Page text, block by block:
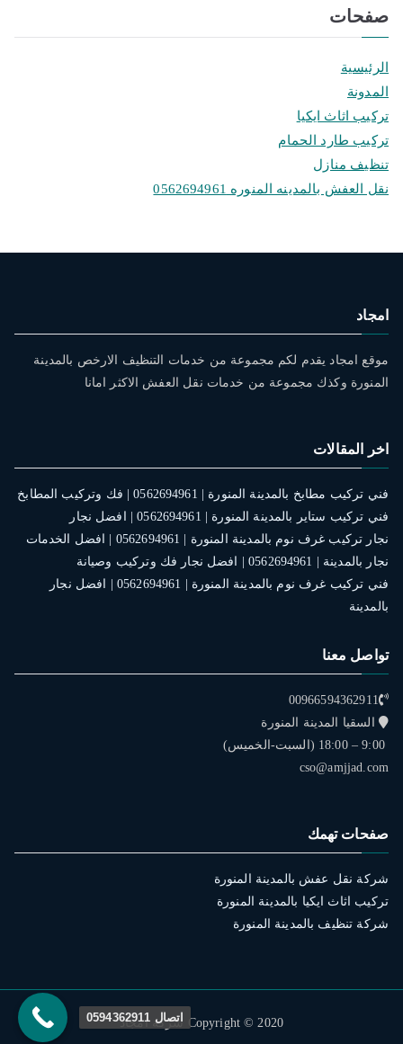
صفحات
الرئيسية
المدونة
تركيب اثاث ايكيا
تركيب طارد الحمام
تنظيف منازل
نقل العفش بالمدينه المنوره 0562694961
امجاد
موقع امجاد يقدم لكم مجموعة من خدمات التنظيف الارخص بالمدينة
المنورة وكذك مجموعة من خدمات نقل العفش الاكثر امانا
اخر المقالات
فني تركيب مطابخ بالمدينة المنورة | 0562694961 | فك وتركيب المطابخ
فني تركيب ستاير بالمدينة المنورة | 0562694961 | افضل نجار
نجار تركيب غرف نوم بالمدينة المنورة | 0562694961 | افضل الخدمات
نجار بالمدينة | 0562694961 | افضل نجار فك وتركيب وصيانة
فني تركيب غرف نوم بالمدينة المنورة | 0562694961 | افضل نجار
بالمدينة
تواصل معنا
00966594362911
السقيا المدينة المنورة
9:00 – 18:00 (السبت-الخميس)
cso@amjjad.com
صفحات تهمك
شركة نقل عفش بالمدينة المنورة
تركيب اثاث ايكيا بالمدينة المنورة
شركة تنظيف بالمدينة المنورة
Copyright © 2020 شركة امجاد اتصال 0594362911